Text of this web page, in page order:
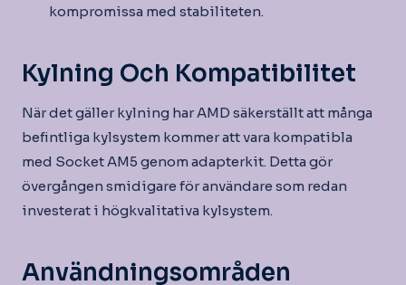
kompromissa med stabiliteten.
Kylning Och Kompatibilitet
När det gäller kylning har AMD säkerställt att många
befintliga kylsystem kommer att vara kompatibla
med Socket AM5 genom adapterkit. Detta gör
övergången smidigare för användare som redan
investerat i högkvalitativa kylsystem.
Användningsområden